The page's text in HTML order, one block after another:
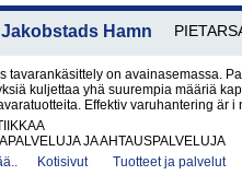
Hamn
tavarankäsittely on avainasemassa.
kuljettaa yhä suurempia määriä
Effektiv varuhantering är i
JA AHTAUSPALVELUJA
Kotisivut Tuotteet ja palvelut